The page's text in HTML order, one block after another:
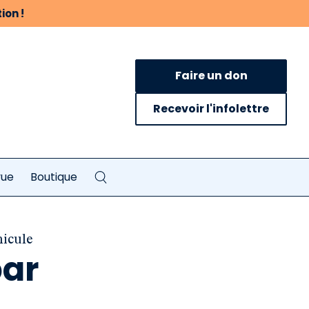
!
Faire un don
Recevoir l'infolettre
Boutique